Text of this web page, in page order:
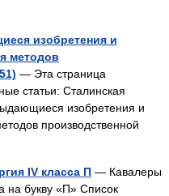
изобретения и
методов
— Эта страница
статьи: Сталинская
изобретения и
производственной
IV класса П — Кавалеры
на букву «П» Список